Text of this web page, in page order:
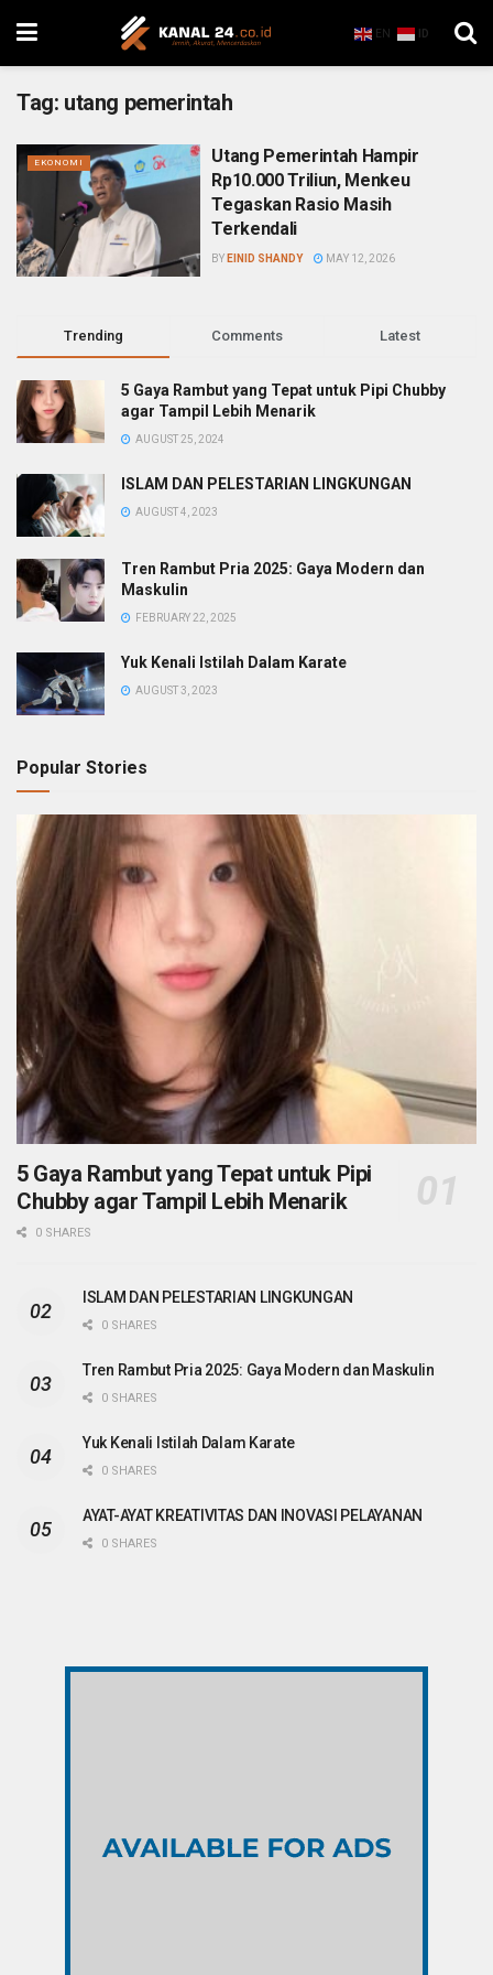
EN ID
Tag: utang pemerintah
EKONOMI
Utang Pemerintah Hampir
Rp10.000 Triliun, Menkeu
Tegaskan Rasio Masih
Terkendali
BY EINID SHANDY MAY 12, 2026
Trending Comments Latest
5 Gaya Rambut yang Tepat untuk Pipi Chubby
agar Tampil Lebih Menarik
AUGUST 25, 2024
ISLAM DAN PELESTARIAN LINGKUNGAN
AUGUST 4, 2023
Tren Rambut Pria 2025: Gaya Modern dan
Maskulin
FEBRUARY 22, 2025
Yuk Kenali Istilah Dalam Karate
AUGUST 3, 2023
Popular Stories
5 Gaya Rambut yang Tepat untuk Pipi
Chubby agar Tampil Lebih Menarik
0 SHARES
ISLAM DAN PELESTARIAN LINGKUNGAN
0 SHARES
Tren Rambut Pria 2025: Gaya Modern dan Maskulin
0 SHARES
Yuk Kenali Istilah Dalam Karate
0 SHARES
AYAT-AYAT KREATIVITAS DAN INOVASI PELAYANAN
0 SHARES